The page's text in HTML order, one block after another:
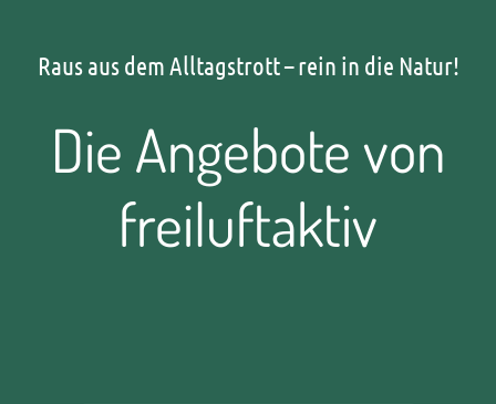
Angebote
Gesundheitscoaching
Raus aus dem Alltagstrott – rein in die Natur!
Die Angebote von
freiluftaktiv